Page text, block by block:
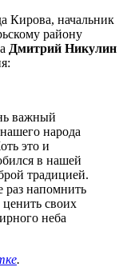
Кирова, начальник
району
Дмитрий Никулин
важный
народа
это и
в нашей
традицией.
напомнить
своих
неба
.